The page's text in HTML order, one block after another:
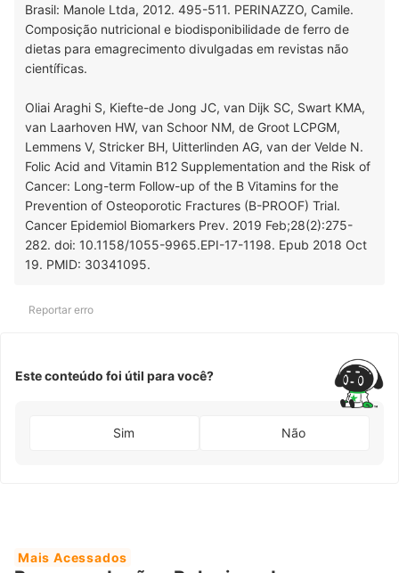
Brasil: Manole Ltda, 2012. 495-511. PERINAZZO, Camile.
Composição nutricional e biodisponibilidade de ferro de
dietas para emagrecimento divulgadas em revistas não
científicas.
Oliai Araghi S, Kiefte-de Jong JC, van Dijk SC, Swart KMA,
van Laarhoven HW, van Schoor NM, de Groot LCPGM,
Lemmens V, Stricker BH, Uitterlinden AG, van der Velde N.
Folic Acid and Vitamin B12 Supplementation and the Risk of
Cancer: Long-term Follow-up of the B Vitamins for the
Prevention of Osteoporotic Fractures (B-PROOF) Trial.
Cancer Epidemiol Biomarkers Prev. 2019 Feb;28(2):275-
282. doi: 10.1158/1055-9965.EPI-17-1198. Epub 2018 Oct
19. PMID: 30341095.
Reportar erro
Este conteúdo foi útil para você?
Sim Não
Mais Acessados